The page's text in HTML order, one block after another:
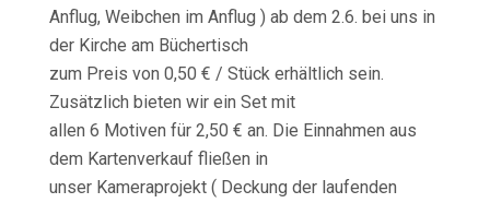
Anflug, Weibchen im Anflug ) ab dem 2.6. bei uns in
der Kirche am Büchertisch
zum Preis von 0,50 € / Stück erhältlich sein.
Zusätzlich bieten wir ein Set mit
allen 6 Motiven für 2,50 € an. Die Einnahmen aus
dem Kartenverkauf fließen in
unser Kameraprojekt ( Deckung der laufenden